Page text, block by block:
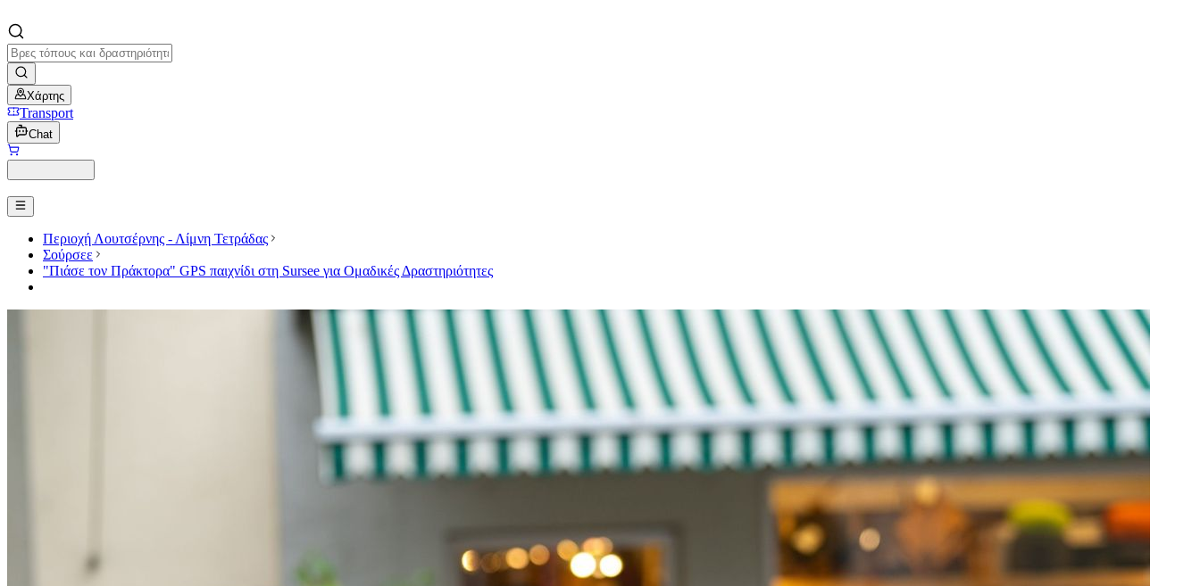
Χάρτης
Transport
Chat
Περιοχή Λουτσέρνης - Λίμνη Τετράδας
Σούρσεε
"Πιάσε τον Πράκτορα" GPS παιχνίδι στη Sursee για Ομαδικές Δραστηριότητες